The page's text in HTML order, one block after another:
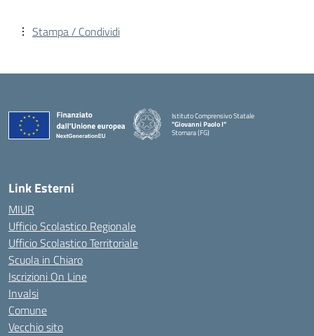
Stampa / Condividi
Istituto Comprensivo Statale
"Giovanni Paolo I"
Stornara (FG)
Link Esterni
MIUR
Ufficio Scolastico Regionale
Ufficio Scolastico Territoriale
Scuola in Chiaro
Iscrizioni On Line
Invalsi
Comune
Vecchio sito